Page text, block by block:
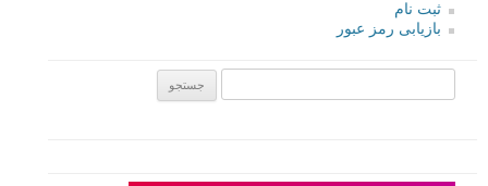
ثبت نام
بازیابی رمز عبور